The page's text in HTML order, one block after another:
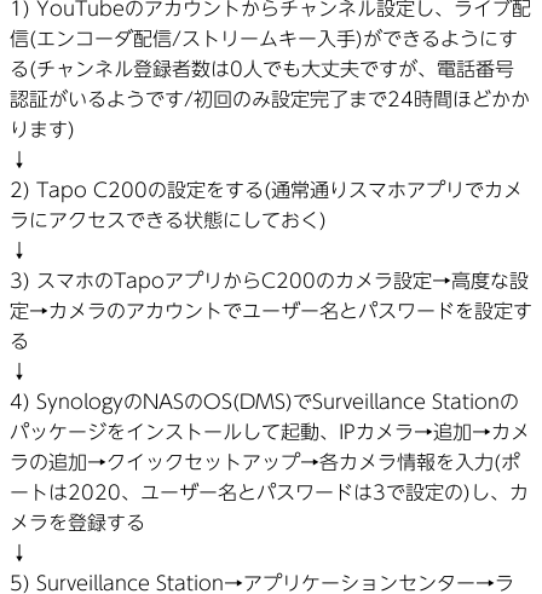
1) YouTubeのアカウントからチャンネル設定し、ライブ配
信(エンコーダ配信/ストリームキー入手)ができるようにす
る(チャンネル登録者数は0人でも大丈夫ですが、電話番号
認証がいるようです/初回のみ設定完了まで24時間ほどかか
ります)
↓
2) Tapo C200の設定をする(通常通りスマホアプリでカメ
ラにアクセスできる状態にしておく)
↓
3) スマホのTapoアプリからC200のカメラ設定→高度な設
定→カメラのアカウントでユーザー名とパスワードを設定す
る
↓
4) SynologyのNASのOS(DMS)でSurveillance Stationの
パッケージをインストールして起動、IPカメラ→追加→カメ
ラの追加→クイックセットアップ→各カメラ情報を入力(ポ
ートは2020、ユーザー名とパスワードは3で設定の)し、カ
メラを登録する
↓
5) Surveillance Station→アプリケーションセンター→ラ